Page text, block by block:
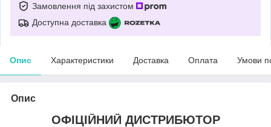
Замовлення під захистом
Доступна доставка
Опис Характеристики Доставка Оплата Умови
Опис
ОФІЦІЙНИЙ ДИСТРИБЮТОР